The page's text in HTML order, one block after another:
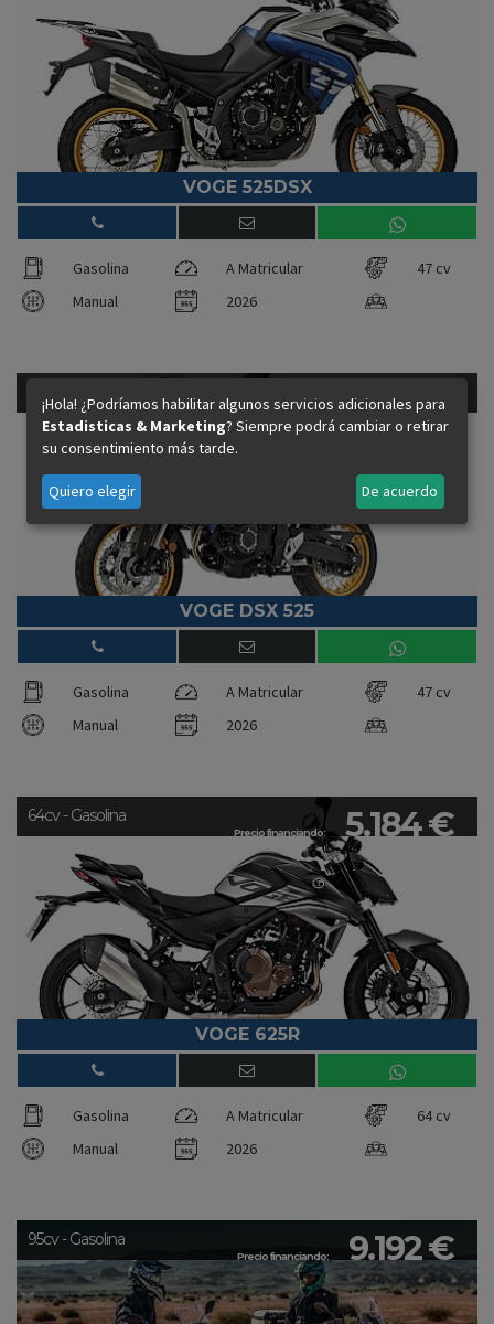
VOGE 525DSX
Gasolina A Matricular
47 cv
Manual
2026
Precio financiando: 6.187 €
VOGE DSX 525
Gasolina A Matricular
47 cv
Manual
2026
Precio financiando: 5.184 €
64cv - Gasolina
VOGE 625R
Gasolina A Matricular
64 cv
Manual
2026
Precio financiando: 9.192 €
95cv - Gasolina
¡Hola! ¿Podríamos habilitar algunos servicios adicionales para
Estadisticas & Marketing? Siempre podrá cambiar o retirar
su consentimiento más tarde.
Quiero elegir De acuerdo